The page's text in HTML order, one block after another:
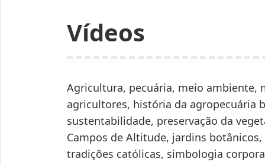
Vídeos
Agricultura, pecuária, meio
agricultores, história da agropecuária
sustentabilidade, preservação da
Campos de Altitude, jardins
tradições católicas, simbologia